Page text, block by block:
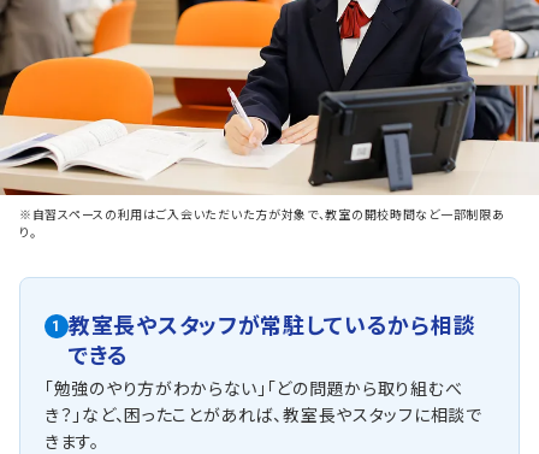
※自習スペースの利用はご入会いただいた方が対象で、教室の開校時間など一部制限あ
り。
1
教室長やスタッフが常駐しているから相談
できる
「勉強のやり方がわからない」「どの問題から取り組むべ
き？」など、困ったことがあれば、教室長やスタッフに相談で
きます。